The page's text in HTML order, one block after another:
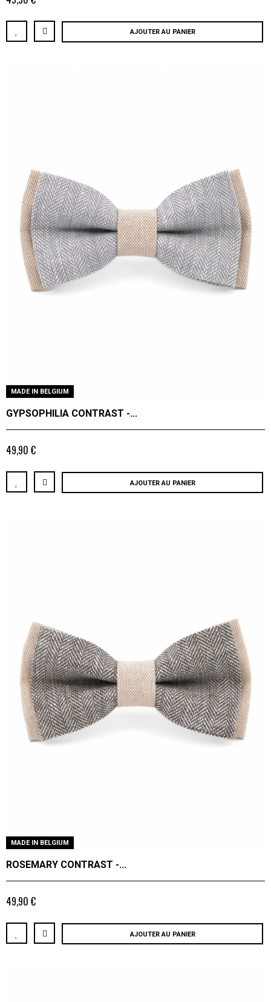
AJOUTER AU PANIER
MADE IN BELGIUM
GYPSOPHILIA CONTRAST -...
49,90 €
AJOUTER AU PANIER
MADE IN BELGIUM
ROSEMARY CONTRAST -...
49,90 €
AJOUTER AU PANIER